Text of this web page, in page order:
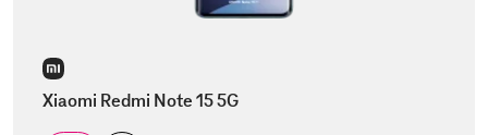
Xiaomi Redmi Note 15 5G